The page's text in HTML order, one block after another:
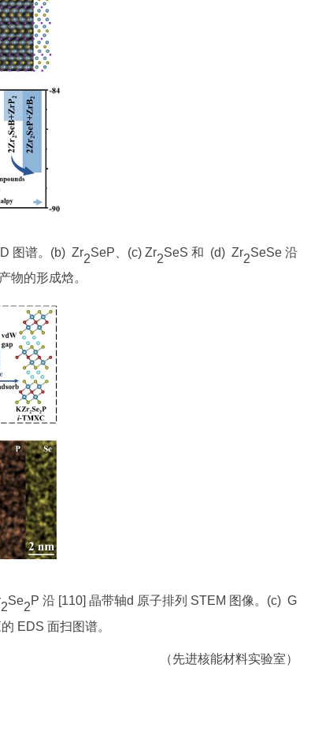
图谱。(b) Zr2SeP、(c) Zr2SeS 和 (d) Zr2SeSe 沿
物的形成焓。
2Se2P 沿 [110] 晶带轴d 原子排列 STEM 图像。(c) G
EDS 面扫图谱。
（先进核能材料实验室）